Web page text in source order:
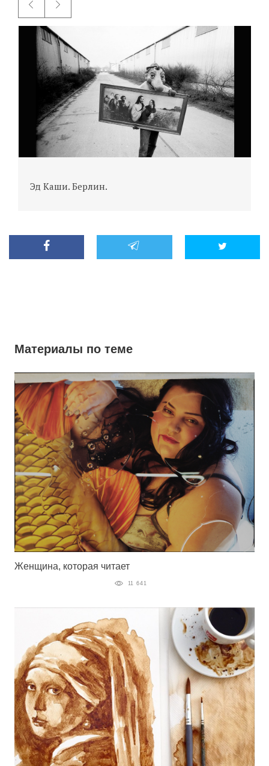
Эд Каши. Берлин.
Материалы по теме
Женщина, которая читает
11 641